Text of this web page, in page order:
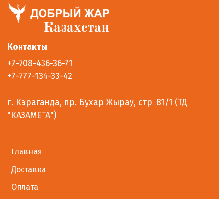
Главная
Доставка
Оплата
Контакты
+7-708-436-36-71
+7-777-134-33-42
г. Караганда, пр. Бухар Жырау, стр. 81/1 (ТД
"КАЗАМЕТА")